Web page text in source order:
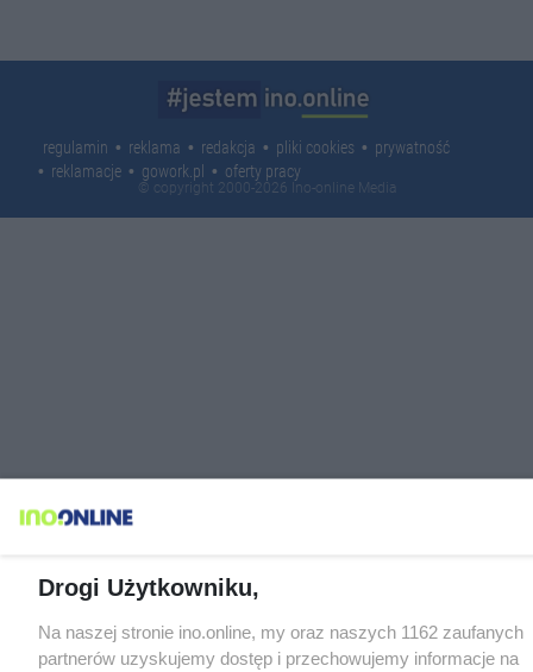
regulamin reklama redakcja pliki cookies
prywatność
reklamacje
gowork.pl oferty pracy
© copyright 2000-2026 Ino-online Media
Drogi Użytkowniku,
Na naszej stronie ino.online, my oraz naszych 1162 zaufanych
partnerów uzyskujemy dostęp i przechowujemy informacje na